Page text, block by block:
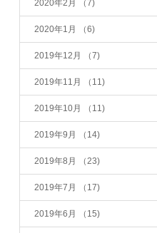
2020年2月 （7)
2020年1月 （6)
2019年12月 （7)
2019年11月 （11)
2019年10月 （11)
2019年9月 （14)
2019年8月 （23)
2019年7月 （17)
2019年6月 （15)